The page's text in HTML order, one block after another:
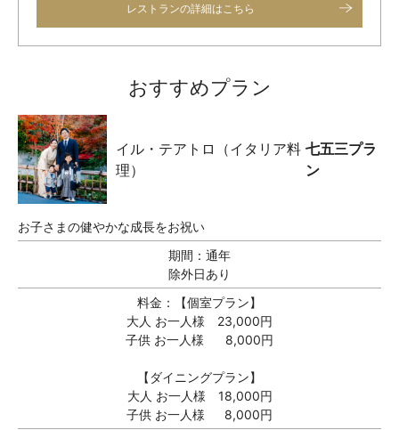
レストランの詳細はこちら
おすすめプラン
イル・テアトロ（イタリア料
理）
七五三プラ
ン
お子さまの健やかな成長をお祝い
期間： 通年
除外日あり
料金：
【個室プラン】
大人 お一人様 23,000円
子供 お一人様 8,000円
【ダイニングプラン】
大人 お一人様 18,000円
子供 お一人様 8,000円